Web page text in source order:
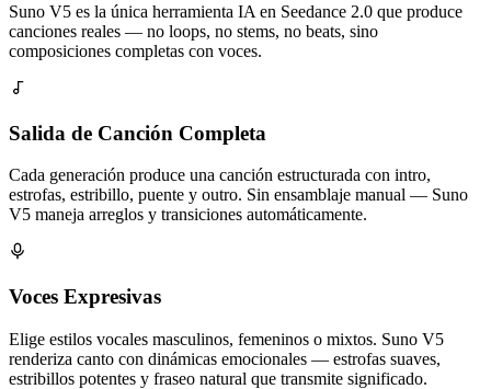
Suno V5 es la única herramienta IA en Seedance 2.0 que produce
canciones reales — no loops, no stems, no beats, sino
composiciones completas con voces.
Salida de Canción Completa
Cada generación produce una canción estructurada con intro,
estrofas, estribillo, puente y outro. Sin ensamblaje manual — Suno
V5 maneja arreglos y transiciones automáticamente.
Voces Expresivas
Elige estilos vocales masculinos, femeninos o mixtos. Suno V5
renderiza canto con dinámicas emocionales — estrofas suaves,
estribillos potentes y fraseo natural que transmite significado.